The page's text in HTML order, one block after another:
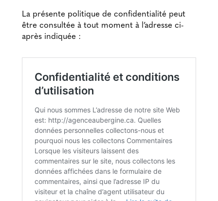
La présente politique de confidentialité peut
être consultée à tout moment à l’adresse ci-
après indiquée :